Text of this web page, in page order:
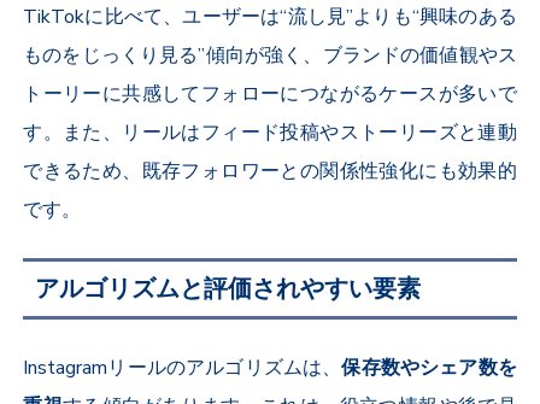
TikTokに比べて、ユーザーは“流し見”よりも“興味のある
ものをじっくり見る”傾向が強く、ブランドの価値観やス
トーリーに共感してフォローにつながるケースが多いで
す。また、リールはフィード投稿やストーリーズと連動
できるため、既存フォロワーとの関係性強化にも効果的
です。
アルゴリズムと評価されやすい要素
Instagramリールのアルゴリズムは、保存数やシェア数を